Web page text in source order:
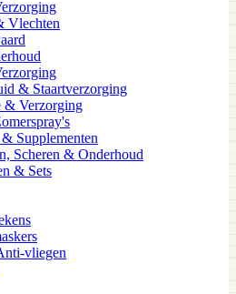
Vlechten
& Staartverzorging
& Verzorging
Supplementen
Scheren & Onderhoud
& Sets
vliegen